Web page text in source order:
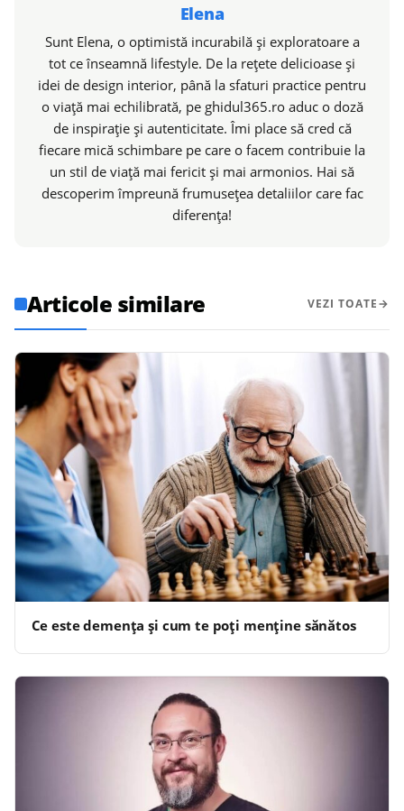
Elena
Sunt Elena, o optimistă incurabilă și exploratoare a
tot ce înseamnă lifestyle. De la rețete delicioase și
idei de design interior, până la sfaturi practice pentru
o viață mai echilibrată, pe ghidul365.ro aduc o doză
de inspirație și autenticitate. Îmi place să cred că
fiecare mică schimbare pe care o facem contribuie la
un stil de viață mai fericit și mai armonios. Hai să
descoperim împreună frumusețea detaliilor care fac
diferența!
Articole similare VEZI TOATE
Ce este demența și cum te poți menține sănătos